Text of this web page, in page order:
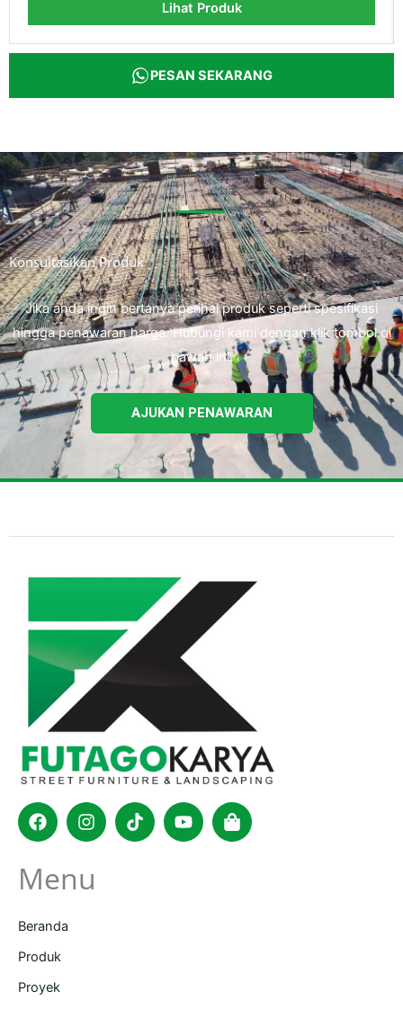
Lihat Produk
PESAN SEKARANG
Konsultasikan Produk
Jika anda ingin bertanya perihal produk seperti spesifikasi
hingga penawaran harga. Hubungi kami dengan klik tombol di
bawah ini.
AJUKAN PENAWARAN
FacebookInstagram
TiktokYoutubeShopping-
bag
Menu
Beranda
Produk
Proyek